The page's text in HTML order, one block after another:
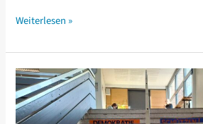
Hinter
Kulissen
Staatstheaters
Weiterlesen »